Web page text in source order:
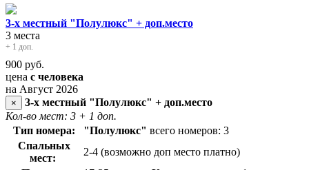
3-х местный "Полулюкс" + доп.место
3 места
+ 1 доп.
900 руб.
цена с человека
на Август 2026
×
3-х местный "Полулюкс" + доп.место
Кол-во мест: 3 + 1 доп.
Тип номера:
"Полулюкс" всего номеров: 3
Спальных
мест:
2-4 (возможно доп место платно)